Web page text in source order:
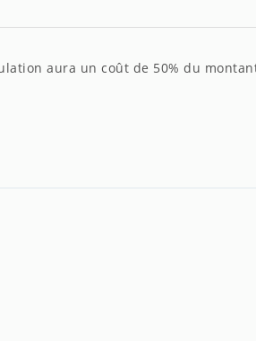
aura un coût de 50% du